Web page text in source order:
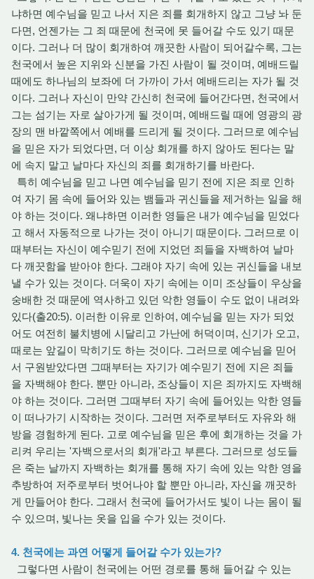
냐하면 예수님을 믿고 나서 지은 죄를 회개하지 않고 그냥 놔 둔
다면, 언젠가는 그 죄 때문에 천국에 못 들어갈 수도 있기 때문
이다. 그러나 더 많이 회개하여 깨끗한 사람이 되어갈수록, 그는
천국에서 높은 지위와 신분을 가진 사람이 될 것이며, 예배드릴
때에도 하나님의 보좌에 더 가까이 가서 예배드리는 자가 될 것
이다. 그러나 자신이 만약 간신히 천국에 들어간다면, 천국에서
그는 섬기는 자로 살아가게 될 것이며, 예배드릴 때에 영광의 광
장의 맨 바깥쪽에서 예배를 드리게 될 것이다. 그러므로 예수님
을 믿은 자가 되었다면, 더 이상 회개를 하지 않아도 된다는 말
에 속지 말고 날마다 자신의 죄를 회개하기를 바란다.
특히 예수님을 믿고 나면 예수님을 믿기 전에 지은 죄로 인하
여 자기 몸 속에 들어와 있는 뱀들과 귀신들을 제거하는 일을 해
야 하는 것이다. 왜냐하면 이러한 영들은 내가 예수님을 믿었다
고 해서 자동적으로 나가는 것이 아니기 때문이다. 그러므로 이
때부터는 자신이 예수믿기 전에 지었던 죄들을 자백하여 날마
다 깨끗함을 받아야 한다. 그래야 자기 속에 있는 귀신들을 내보
낼 수가 있는 것이다. 더욱이 자기 속에는 이미 조상들이 우상을
숭배한 것 때문에 역사하고 있던 악한 영들이 수도 없이 내려와
있다(출20:5). 이러한 이유로 인하여, 예수님을 믿는 자가 되었
어도 여전히 불치병에 시달리고 가난에 허덕이며, 신기가 오고,
때로는 앞길이 막히기도 하는 것이다. 그러므로 예수님을 믿어
서 구원받았다면 그때부터는 자기가 예수믿기 전에 지은 죄들
을 자백해야 한다. 뿐만 아니라, 조상들이 지은 죄까지도 자백해
야 하는 것이다. 그러면 그때부터 자기 속에 들어있는 악한 영들
이 떠나가기 시작하는 것이다. 그러면 저주로부터도 자유와 해
방을 경험하게 된다. 고로 예수님을 믿은 후에 회개하는 것을 가
리켜 우리는 '자백으로서의 회개'라고 부른다. 그러므로 성도들
은 죽는 날까지 자백하는 회개를 통해 자기 속에 있는 악한 영을
추방하여 저주로부터 벗어나야 할 뿐만 아니라, 자신을 깨끗하
게 만들어야 한다. 그래서 천국에 들어가서도 빛이 나는 몸이 될
수 있으며, 빛나는 옷을 입을 수가 있는 것이다.
4. 천국에는 과연 어떻게 들어갈 수가 있는가?
그렇다면 사람이 천국에는 어떤 경로를 통해 들어갈 수 있는